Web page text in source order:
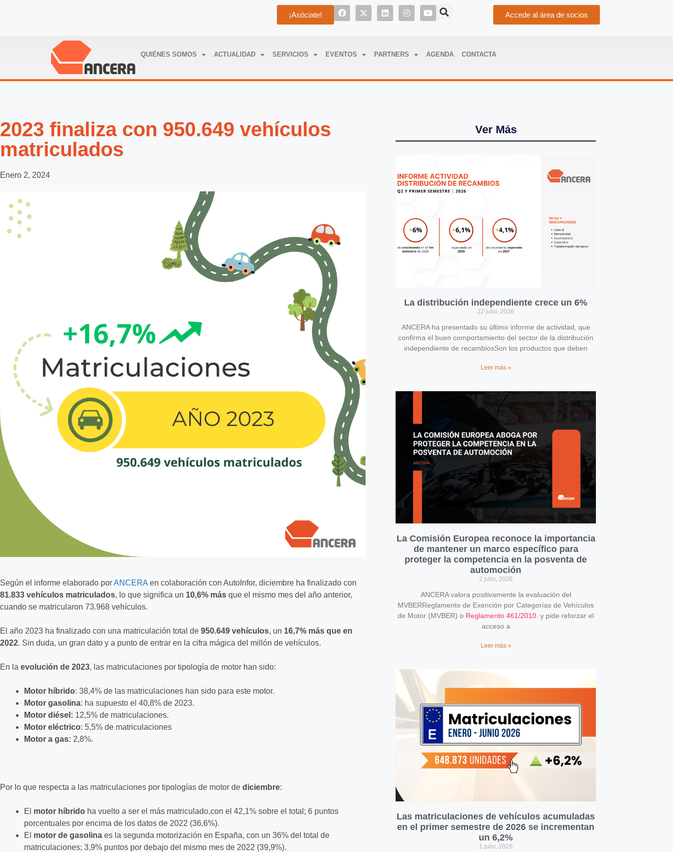
¡Asóciate! Accede al área de socios
QUIÉNES SOMOS ACTUALIDAD SERVICIOS EVENTOS PARTNERS AGENDA CONTACTA
2023 finaliza con 950.649 vehículos
matriculados
Enero 2, 2024
Según el informe elaborado porANCERA en colaboración con AutoInfor, diciembre ha finalizado con
81.833 vehículos matriculados, lo que significa un 10,6% más que el mismo mes del año anterior,
cuando se matricularon 73.968 vehículos.
El año 2023 ha finalizado con una matriculación total de 950.649 vehículos, un 16,7% más que en
2022. Sin duda, un gran dato y a punto de entrar en la cifra mágica del millón de vehículos.
En la evolución de 2023, las matriculaciones por tipología de motor han sido:
Motor híbrido: 38,4% de las matriculaciones han sido para este motor.
Motor gasolina: ha supuesto el 40,8% de 2023.
Motor diésel: 12,5% de matriculaciones.
Motor eléctrico: 5,5% de matriculaciones
Motor a gas: 2,8%.
Por lo que respecta a las matriculaciones por tipologías de motor de diciembre:
El motor híbrido ha vuelto a ser el más matriculado,con el 42,1% sobre el total; 6 puntos
porcentuales por encima de los datos de 2022 (36,6%).
El motor de gasolina es la segunda motorización en España, con un 36% del total de
matriculaciones; 3,9% puntos por debajo del mismo mes de 2022 (39,9%).
Ver Más
La distribución independiente crece un 6%
22 julio, 2026
ANCERA ha presentado su último informe de actividad, que
confirma el buen comportamiento del sector de la distribución
independiente de recambiosSon los productos que deben
Leer más »
La Comisión Europea reconoce la importancia
de mantener un marco específico para
proteger la competencia en la posventa de
automoción
2 julio, 2026
ANCERA valora positivamente la evaluación del
MVBERReglamento de Exención por Categorías de Vehículos
de Motor (MVBER) o Reglamento 461/2010 . y pide reforzar el
acceso a
Leer más »
Las matriculaciones de vehículos acumuladas
en el primer semestre de 2026 se incrementan
un 6,2%
1 julio, 2026